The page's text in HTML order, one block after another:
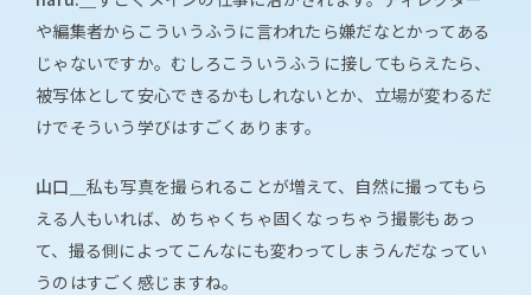
や編集者からこういうふうに言われたら嫌だなとかってある
じゃないですか。むしろこういうふうに接してもらえたら、
被写体として安心できるかもしれないとか、立場が変わるだ
けでそういう学びはすごくあります。
山口＿ 私も写真を撮られることが増えて、自然に撮ってもら
える人もいれば、めちゃくちゃ固くなっちゃう撮影もあっ
て、撮る側によってこんなにも変わってしまうんだなってい
うのはすごく感じますね。